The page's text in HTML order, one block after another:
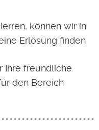
können wir in
Erlösung finden
Ihre freundliche
den Bereich